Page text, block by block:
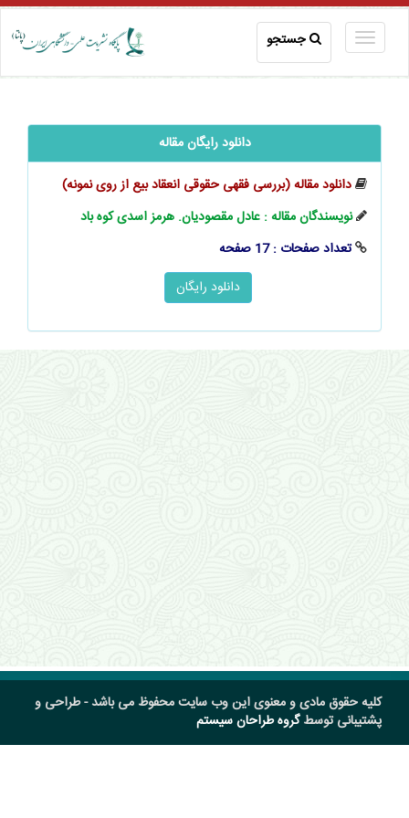
جستجو
دانلود رایگان مقاله
دانلود مقاله (بررسی فقهی حقوقی انعقاد بیع از روی نمونه)
نویسندگان مقاله : عادل مقصودیان. هرمز اسدی کوه باد
تعداد صفحات : 17 صفحه
کلیه حقوق مادی و معنوی این وب سایت محفوظ می باشد - طراحی و
پشتیبانی توسطگروه طراحان سیستم